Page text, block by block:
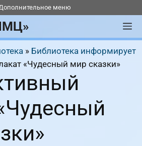
меню
» Библиотека информирует
«Чудесный мир сказки»